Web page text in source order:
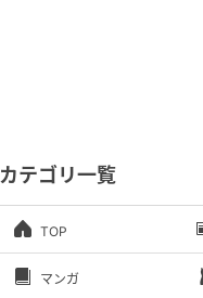
カテゴリ一覧
TOP
マンガ